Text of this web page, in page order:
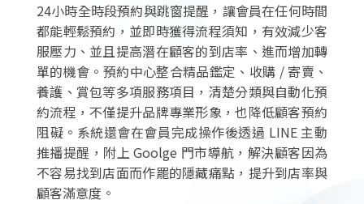
24小時全時段預約與跳窗提醒，讓會員在任何時間
都能輕鬆預約，並即時獲得流程須知，有效減少客
服壓力、並且提高潛在顧客的到店率、進而增加轉
單的機會。預約中心整合精品鑑定、收購 / 寄賣、
養護、賞包等多項服務項目，清楚分類與自動化預
約流程，不僅提升品牌專業形象，也降低顧客預約
阻礙。系統還會在會員完成操作後透過 LINE 主動
推播提醒，附上 Goolge 門市導航，解決顧客因為
不容易找到店面而作罷的隱藏痛點，提升到店率與
顧客滿意度。